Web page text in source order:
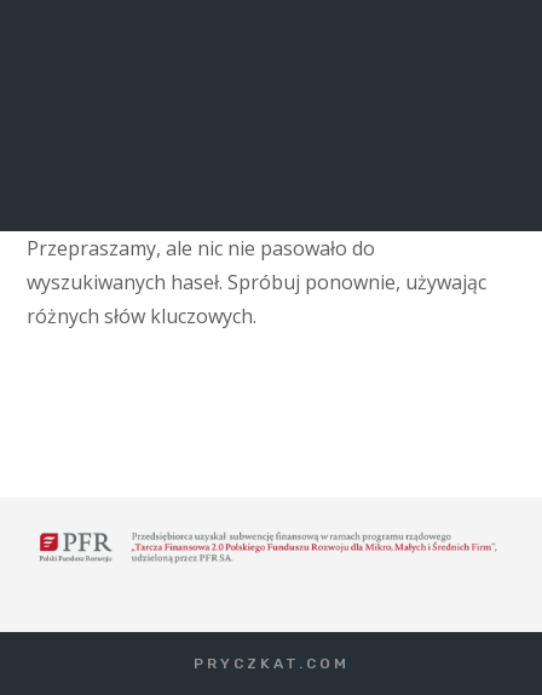
Przepraszamy, ale nic nie pasowało do
wyszukiwanych haseł. Spróbuj ponownie, używając
różnych słów kluczowych.
PRYCZKAT.COM